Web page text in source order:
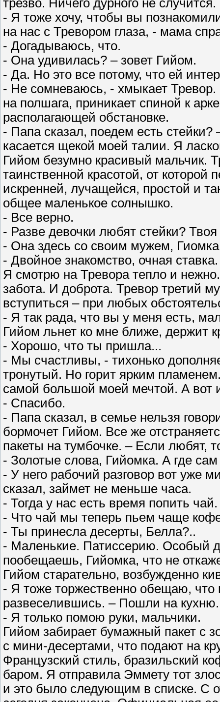
трезво. Ничего дурного не случится.
- Я тоже хочу, чтобы вы
на нас с Тревором глаза, - мама
- Догадываюсь, что.
- Она удивилась? – зовет Гийом.
- Да. Но это все потому, что ей
- Не сомневаюсь, - хмыкает Тревор.
на полшага, приникает спиной к
располагающей обстановке.
- Папа сказал, поедем есть стейки?
касается щекой моей талии. Я
Гийом безумно красивый мальчик.
таинственной красотой, от
искренней, лучащейся, простой и
общее маленькое солнышко.
- Все верно.
- Разве девочки любят стейки?
- Она здесь со своим мужем,
- Двойное знакомство, очная ставка.
Я смотрю на Тревора тепло и
забота. И доброта. Тревор третий
вступиться – при любых
- Я так рада, что вы у меня есть,
Гийом льнет ко мне ближе, держит
- Хорошо, что ты пришла...
- Мы счастливы, - тихонько
тронутый. Но горит ярким
самой большой моей мечтой. А вот
- Спасибо.
- Папа сказал, в семье нельзя
бормочет Гийом. Все же
пакеты на тумбочке. – Если любят,
- Золотые слова, Гийомка. А где
- У него рабочий разговор вот уже
сказал, займет не меньше часа.
- Тогда у нас есть время попить
- Что чай мы теперь пьем чаще
- Ты принесла десерты, Белла?..
- Маленькие. Патиссерию. Особый
пообещаешь, Гийомка, что не
Гийом старательно, возбужденно
- Я тоже торжественно обещаю, что
развеселившись. – Пошли на кухню.
- Я только помою руки, мальчики.
Гийом забирает бумажный пакет с
с мини-десертами, что подают на
Французский стиль, бразильский
баром. Я отправила Эммету тот
и это было следующим в списке. С